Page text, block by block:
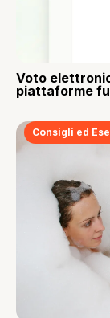
Voto
piattaforme
Consigli ed